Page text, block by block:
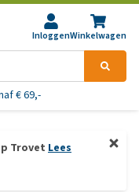
InloggenWinkelwagen
€ 69,-
Trovet Lees